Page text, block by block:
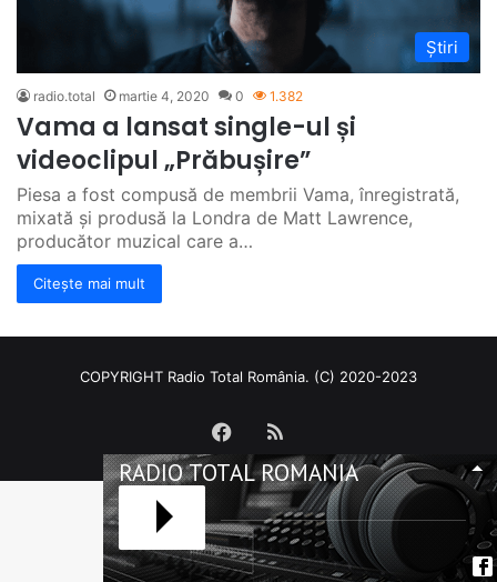
Știri
radio.total martie 4, 2020 0 1.382
Vama a lansat single-ul și
videoclipul „Prăbușire”
Piesa a fost compusă de membrii Vama, înregistrată,
mixată și produsă la Londra de Matt Lawrence,
producător muzical care a…
Citește mai mult
COPYRIGHT Radio Total România. (C) 2020-2023
Facebook
RSS
RADIO TOTAL ROMANIA